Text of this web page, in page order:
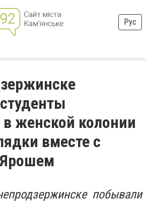
Рус
женской колонии
вместе с
побывали